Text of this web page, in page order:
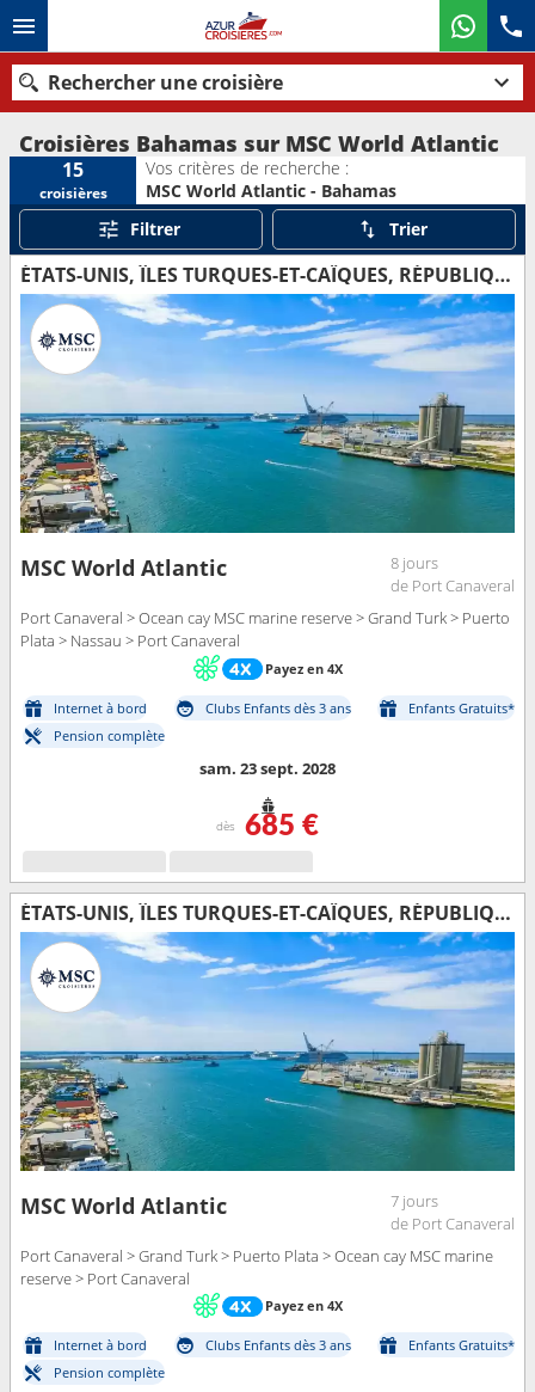
Rechercher une croisière
Nos destinations
Mois de départ
Ports Compagnies
Rechercher
Croisières Bahamas sur MSC World Atlantic
15
croisières
Vos critères de recherche :
MSC World Atlantic - Bahamas
Filtrer
Trier
ÉTATS-UNIS, ÎLES TURQUES-ET-CAÏQUES, RÉPUBLIQUE DOMINICAINE, BAHAMAS
MSC World Atlantic
8 jours
de Port Canaveral
Port Canaveral > Ocean cay MSC marine reserve > Grand Turk > Puerto
Plata > Nassau > Port Canaveral
Payez en 4X
Internet à bord Clubs Enfants dès 3 ans
Enfants Gratuits*
Pension complète
sam. 23 sept. 2028
dès 685 €
ÉTATS-UNIS, ÎLES TURQUES-ET-CAÏQUES, RÉPUBLIQUE DOMINICAINE, BAHAMAS
MSC World Atlantic
7 jours
de Port Canaveral
Port Canaveral > Grand Turk > Puerto Plata > Ocean cay MSC marine
reserve > Port Canaveral
Payez en 4X
Internet à bord Clubs Enfants dès 3 ans
Enfants Gratuits*
Pension complète